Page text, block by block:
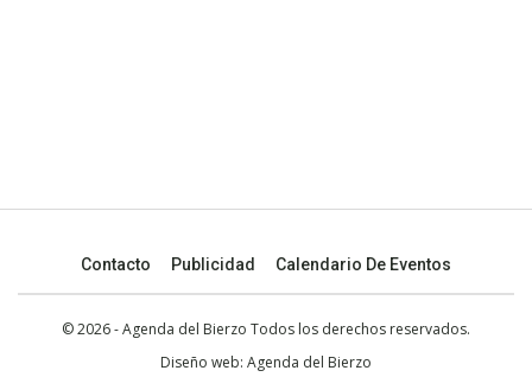
Contacto Publicidad Calendario De Eventos
© 2026 - Agenda del Bierzo Todos los derechos reservados.
Diseño web: Agenda del Bierzo